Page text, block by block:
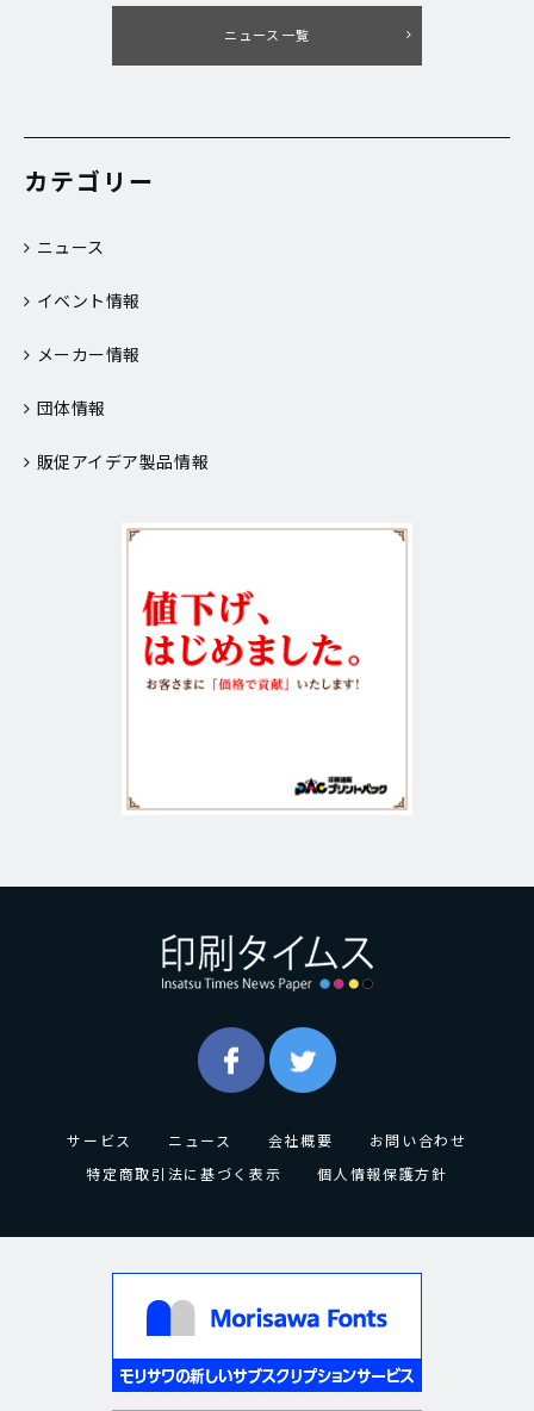
ニュース一覧
カテゴリー
ニュース
イベント情報
メーカー情報
団体情報
販促アイデア製品情報
サービス ニュース 会社概要
お問い合わせ
特定商取引法に基づく表示
個人情報保護方針